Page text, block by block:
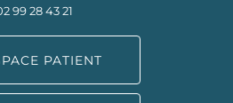
99 28 43 21
PATIENT